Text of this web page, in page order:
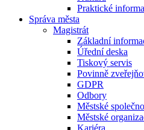
Praktické
Správa města
Magistrát
Základní
Úřední deska
Tiskový servis
Povinně
GDPR
Odbory
Městské
Městské
Kariéra